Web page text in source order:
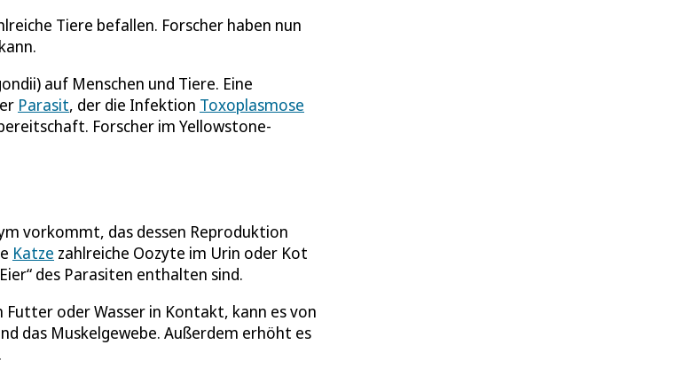
Tiere befallen. Forscher haben nun
auf Menschen und Tiere. Eine
Parasit, der die Infektion Toxoplasmose
Forscher im Yellowstone-
vorkommt, das dessen Reproduktion
Katze zahlreiche Oozyte im Urin oder Kot
des Parasiten enthalten sind.
oder Wasser in Kontakt, kann es von
das Muskelgewebe. Außerdem erhöht es